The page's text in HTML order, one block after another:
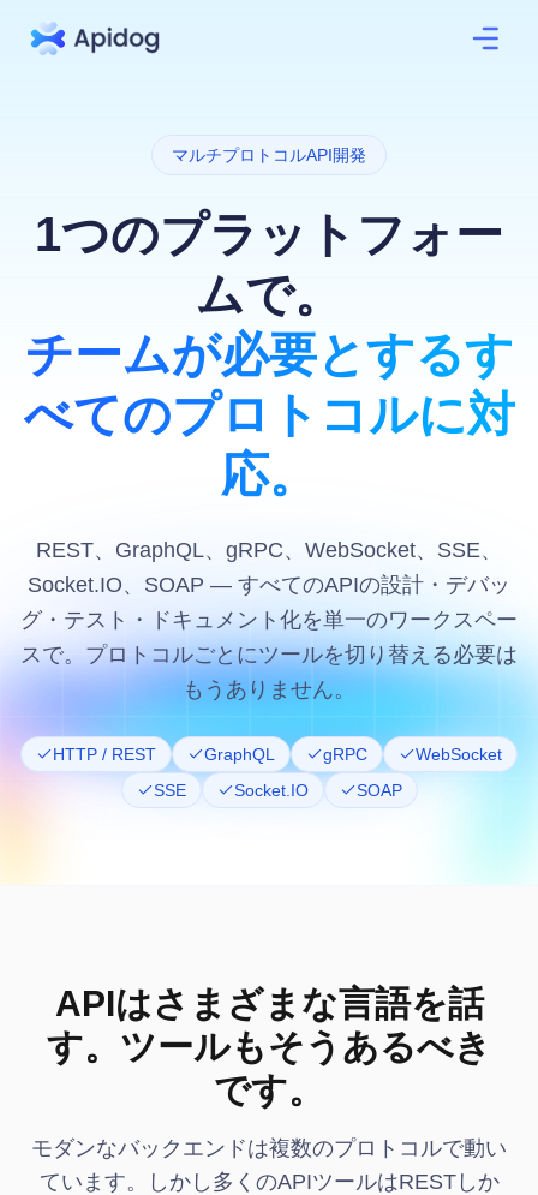
マルチプロトコルAPI開発
1つのプラットフォー
ムで。
チームが必要とするす
べてのプロトコルに対
応。
REST、GraphQL、gRPC、WebSocket、SSE、
Socket.IO、SOAP — すべてのAPIの設計・デバッ
グ・テスト・ドキュメント化を単一のワークスペー
スで。プロトコルごとにツールを切り替える必要は
もうありません。
HTTP / REST GraphQL gRPC
WebSocket
SSE
Socket.IO SOAP
APIはさまざまな言語を話
す。ツールもそうあるべき
です。
モダンなバックエンドは複数のプロトコルで動い
ています。しかし多くのAPIツールはRESTしか